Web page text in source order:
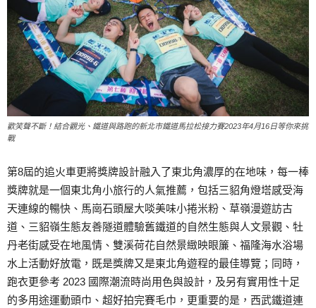
歡笑聲不斷！結合觀光、鐵道與路跑的新北市鐵道馬拉松接力賽2023年4月16日等你來挑
戰
第8屆的追火車更將獎牌設計融入了東北角濃厚的在地味，每一棒
獎牌就是一個東北角小旅行的人氣推薦，包括三貂角燈塔感受海
天連線的暢快、馬崗石頭屋大啖美味小捲米粉、草嶺漫遊訪古
道、三貂嶺生態友善隧道體驗舊鐵道的自然生態與人文景觀、牡
丹老街感受在地風情、雙溪荷花自然景緻映眼簾、福隆海水浴場
水上活動好放電，既是獎牌又是東北角遊程的最佳導覽；同時，
跑衣更參考 2023 國際潮流時尚用色與設計，及另有實用性十足
的多用途運動頭巾、超好拍完賽毛巾，更重要的是，西武鐵道連